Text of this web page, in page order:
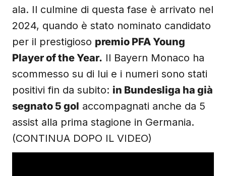
ala. Il culmine di questa fase è arrivato nel
2024, quando è stato nominato candidato
per il prestigioso premio PFA Young
Player of the Year. Il Bayern Monaco ha
scommesso su di lui e i numeri sono stati
positivi fin da subito: in Bundesliga ha già
segnato 5 gol accompagnati anche da 5
assist alla prima stagione in Germania.
(CONTINUA DOPO IL VIDEO)